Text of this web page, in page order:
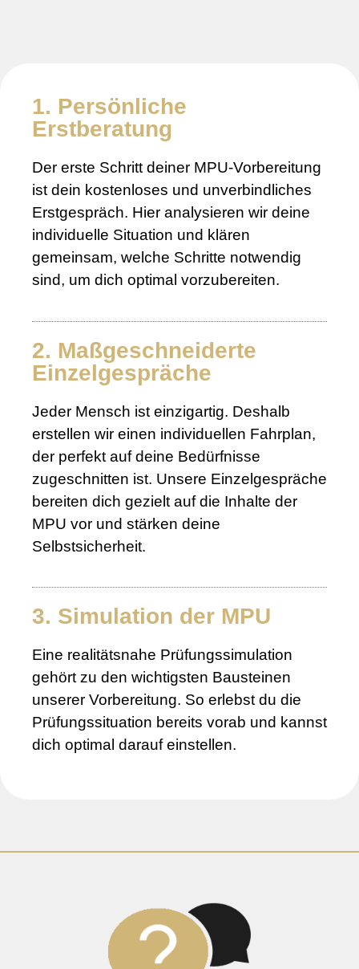
1. Persönliche
Erstberatung
Der erste Schritt deiner MPU-Vorbereitung
ist dein kostenloses und unverbindliches
Erstgespräch. Hier analysieren wir deine
individuelle Situation und klären
gemeinsam, welche Schritte notwendig
sind, um dich optimal vorzubereiten.
2. Maßgeschneiderte
Einzelgespräche
Jeder Mensch ist einzigartig. Deshalb
erstellen wir einen individuellen Fahrplan,
der perfekt auf deine Bedürfnisse
zugeschnitten ist. Unsere Einzelgespräche
bereiten dich gezielt auf die Inhalte der
MPU vor und stärken deine
Selbstsicherheit.
3. Simulation der MPU
Eine realitätsnahe Prüfungssimulation
gehört zu den wichtigsten Bausteinen
unserer Vorbereitung. So erlebst du die
Prüfungssituation bereits vorab und kannst
dich optimal darauf einstellen.